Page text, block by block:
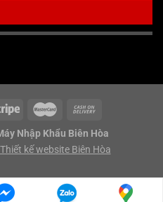
Nhập Khẩu Biên Hòa
Thiết kế website Biên Hòa